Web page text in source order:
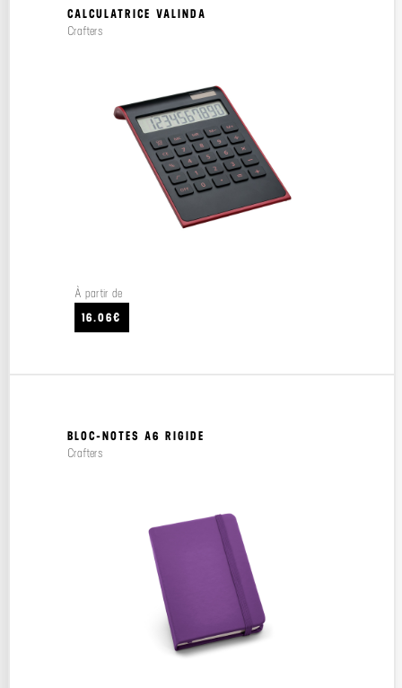
CALCULATRICE VALINDA
Crafters
À partir de
16.06€
BLOC-NOTES A6 RIGIDE
Crafters